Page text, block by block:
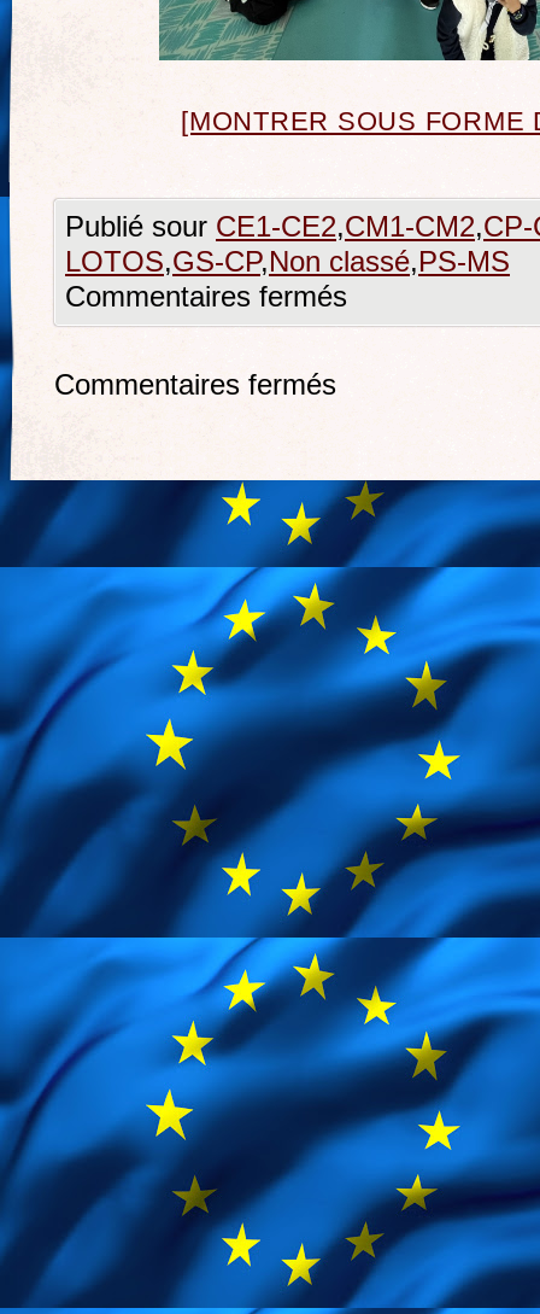
[MONTRER SOUS FORME
Publié sour CE1-CE2,CM1-CM2,CP-
LOTOS,GS-CP,Non classé,PS-MS
Commentaires fermés
Commentaires fermés